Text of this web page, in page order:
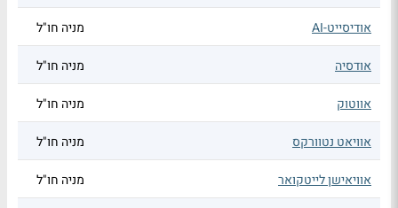
אודיסייט-AI מניה חו"ל
אודסיה מניה חו"ל
אווטוק מניה חו"ל
אוויאט נטוורקס מניה חו"ל
אוויאישן לייטקואר מניה חו"ל